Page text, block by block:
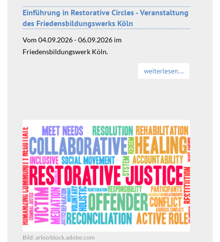
Einführung in Restorative Circles - Veranstaltung
des Friedensbildungswerks Köln
Vom 04.09.2026 - 06.09.2026 im
Friedensbildungswerk Köln.
weiterlesen...
Bild: arloo/stock.adobe.com